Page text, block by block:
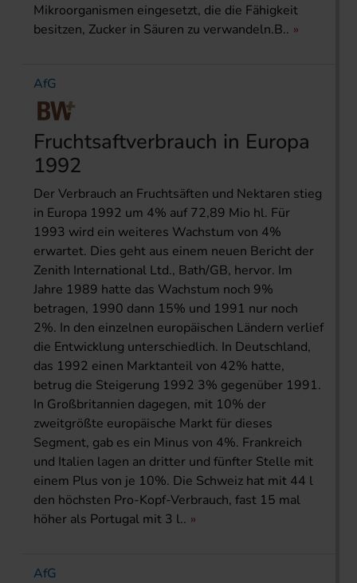
Mikroorganismen eingesetzt, die die Fähigkeit
besitzen, Zucker in Säuren zu verwandeln.B..
AfG
Fruchtsaftverbrauch in Europa
1992
Der Verbrauch an Fruchtsäften und Nektaren stieg
in Europa 1992 um 4% auf 72,89 Mio hl. Für
1993 wird ein weiteres Wachstum von 4%
erwartet. Dies geht aus einem neuen Bericht der
Zenith International Ltd., Bath/GB, hervor. Im
Jahre 1989 hatte das Wachstum noch 9%
betragen, 1990 dann 15% und 1991 nur noch
2%. In den einzelnen europäischen Ländern verlief
die Entwicklung unterschiedlich. In Deutschland,
das 1992 einen Marktanteil von 42% hatte,
betrug die Steigerung 1992 3% gegenüber 1991.
In Großbritannien dagegen, mit 10% der
zweitgrößte europäische Markt für dieses
Segment, gab es ein Minus von 4%. Frankreich
und Italien lagen an dritter und fünfter Stelle mit
einem Plus von je 10%. Die Schweiz hat mit 44 l
den höchsten Pro-Kopf-Verbrauch, fast 15 mal
höher als Portugal mit 3 l..
AfG